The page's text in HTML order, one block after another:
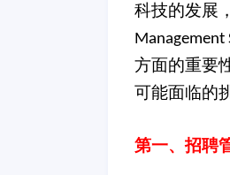
科技的发展
Management
方面的重要
可能面临的
第一、招聘